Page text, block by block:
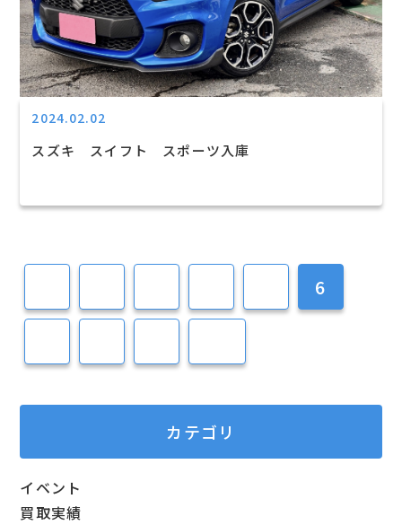
2024.02.02
スズキ スイフト スポーツ入庫
6
カテゴリ
イベント
買取実績